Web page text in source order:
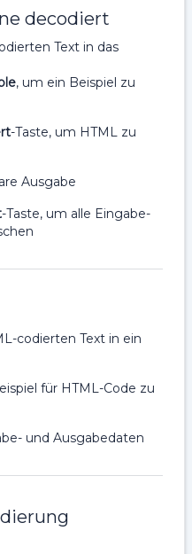
decodiert
Text in das
, um ein Beispiel zu
-Taste, um HTML zu
Ausgabe
-Taste, um alle Eingabe-
codierten Text in ein
für HTML-Code zu
und Ausgabedaten